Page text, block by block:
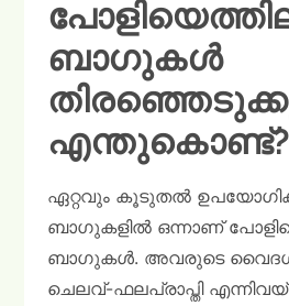
ബാഗുകൾ
എന്തുകൊണ്ട്?
ഏറ്റവും കൂടുതൽ
ബാഗുകളിൽ ഒന്നാണ്
ബാഗുകൾ. അവരുടെ
ചെലവ്-ഫലപ്രാപ്തി